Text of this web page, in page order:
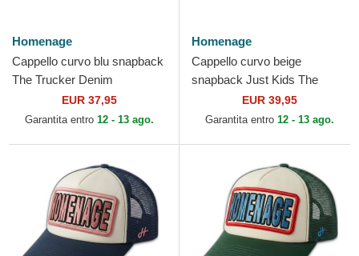
Homenage
Cappello curvo blu snapback
The Trucker Denim
Childhood Fun The di
Homenage
EUR 37,95
Garantita entro 12 - 13 ago.
Homenage
Cappello curvo beige
snapback Just Kids The
Retro di Homenage
EUR 39,95
Garantita entro 12 - 13 ago.